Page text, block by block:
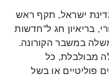
ישראל, תקף ראש
בריאיון חג ל”חדשות
במשבר הקורונה.
מבולבלת, כל
פוליטיים או בשל